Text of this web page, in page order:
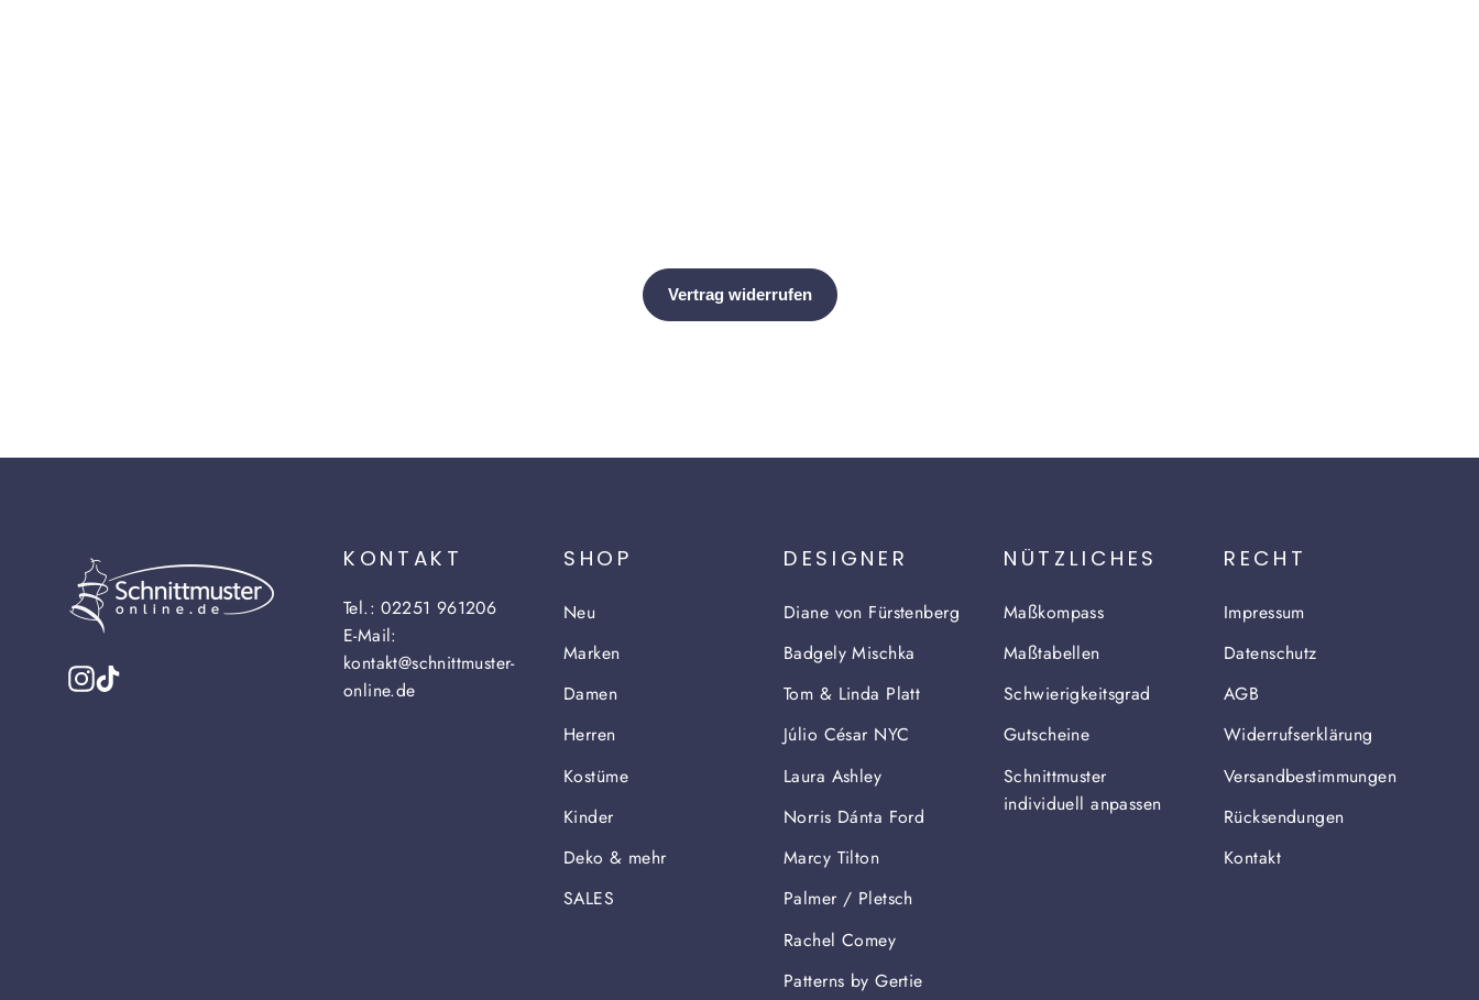
Instagram
KONTAKT
Tel.: 02251 961206
E-Mail:
kontakt@schnittmuster-
online.de
SHOP
Neu
Marken
Damen
Herren
Kostüme
Kinder
Deko & mehr
SALES
DESIGNER
Diane von Fürstenberg
Badgely Mischka
Tom & Linda Platt
Júlio César NYC
Laura Ashley
Norris Dánta Ford
Marcy Tilton
Palmer / Pletsch
Rachel Comey
Patterns by Gertie
NÜTZLICHES
Maßkompass
Maßtabellen
Schwierigkeitsgrad
Gutscheine
Schnittmuster
individuell anpassen
RECHT
Impressum
Datenschutz
AGB
Widerrufserklärung
Versandbestimmungen
Rücksendungen
Kontakt